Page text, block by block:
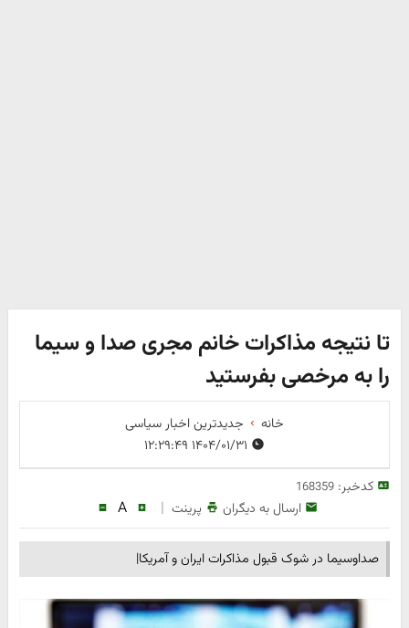
تا نتیجه مذاکرات خانم مجری صدا و سیما
را به مرخصی بفرستید
خانه
جدیدترین اخبار سیاسی
کدخبر:168359
ارسال به دیگران پرینت |
A
صداوسیما در شوک قبول مذاکرات ایران و آمریکا|